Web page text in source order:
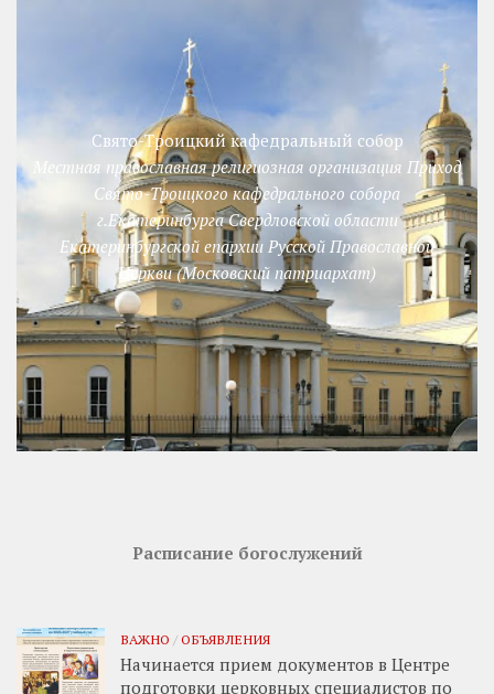
Свято-Троицкий кафедральный собор
Местная православная религиозная организация Приход
Свято-Троицкого кафедрального собора
г.Екатеринбурга Свердловской области
Екатеринбургской епархии Русской Православной
Церкви (Московский патриархат)
Расписание богослужений
ВАЖНО / ОБЪЯВЛЕНИЯ
Начинается прием документов в Центре
подготовки церковных специалистов по